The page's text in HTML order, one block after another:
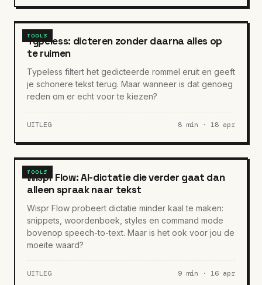
TOOLS
Typeless: dicteren zonder daarna alles op
te ruimen
Typeless filtert het gedicteerde rommel eruit en geeft
je schonere tekst terug. Maar wanneer is dat genoeg
reden om er echt voor te kiezen?
UITLEG 8 min · 18 apr
TOOLS
Wispr Flow: AI-dictatie die verder gaat dan
alleen spraak naar tekst
Wispr Flow probeert dictatie minder kaal te maken:
snippets, woordenboek, styles en command mode
bovenop speech-to-text. Maar is het ook voor jou de
moeite waard?
UITLEG 9 min · 16 apr